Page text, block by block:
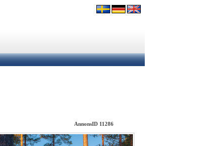
AnnonsID 11286